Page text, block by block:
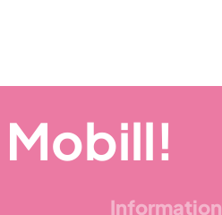
Information